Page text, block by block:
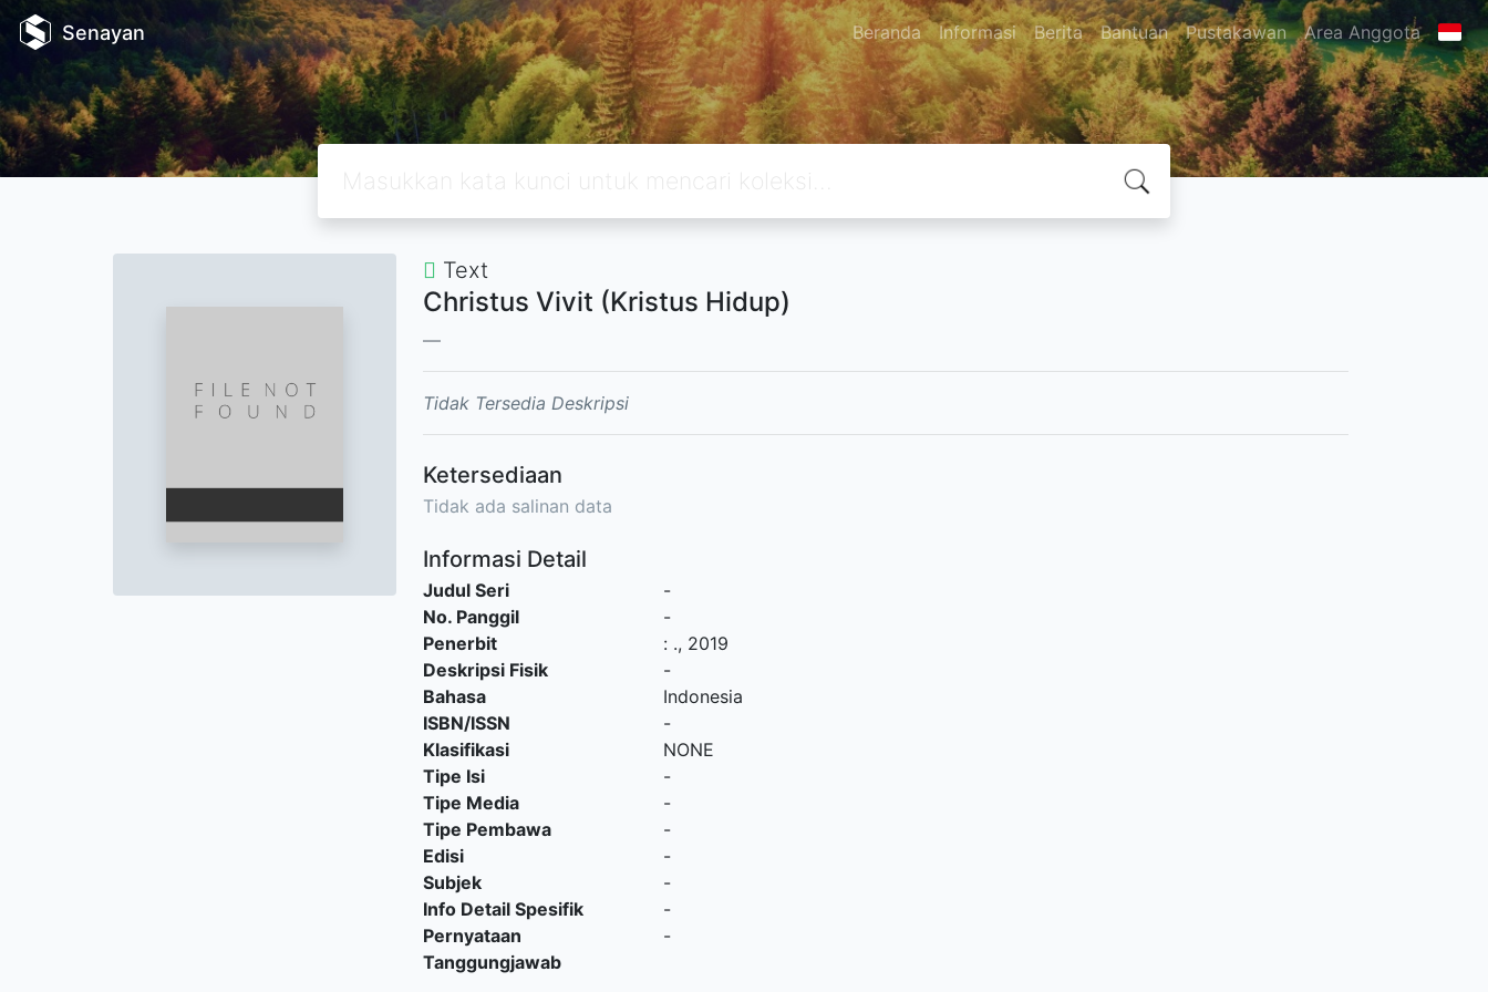
Senayan Beranda Informasi Berita Bantuan Pustakawan Area Anggota
Text
Christus Vivit (Kristus Hidup)
Tidak Tersedia Deskripsi
Ketersediaan
Tidak ada salinan data
Informasi Detail
Judul Seri
-
No. Panggil
-
Penerbit
: ., 2019
Deskripsi Fisik
-
Bahasa
Indonesia
ISBN/ISSN
-
Klasifikasi
NONE
Tipe Isi
-
Tipe Media
-
Tipe Pembawa
-
Edisi
-
Subjek
-
Info Detail Spesifik
-
Pernyataan
Tanggungjawab
-